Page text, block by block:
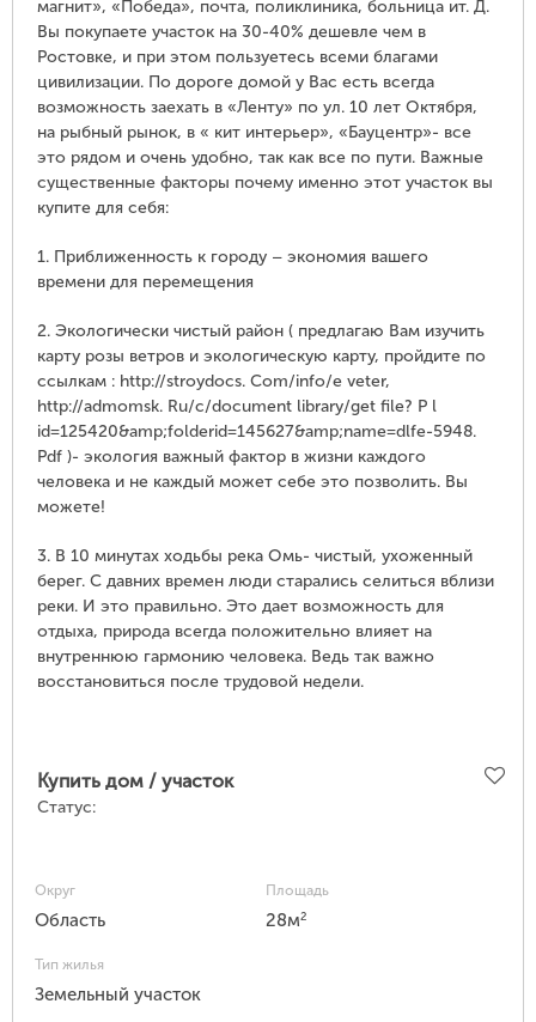
магнит», «Победа», почта, поликлиника, больница ит. Д.
Вы покупаете участок на 30-40% дешевле чем в
Ростовке, и при этом пользуетесь всеми благами
цивилизации. По дороге домой у Вас есть всегда
возможность заехать в «Ленту» по ул. 10 лет Октября,
на рыбный рынок, в « кит интерьер», «Бауцентр»- все
это рядом и очень удобно, так как все по пути. Важные
существенные факторы почему именно этот участок вы
купите для себя:
1. Приближенность к городу – экономия вашего
времени для перемещения
2. Экологически чистый район ( предлагаю Вам изучить
карту розы ветров и экологическую карту, пройдите по
ссылкам : http://stroydocs. Com/info/e veter,
http://admomsk. Ru/c/document library/get file? P l
id=125420&amp;folderid=145627&amp;name=dlfe-5948.
Pdf )- экология важный фактор в жизни каждого
человека и не каждый может себе это позволить. Вы
можете!
3. В 10 минутах ходьбы река Омь- чистый, ухоженный
берег. С давних времен люди старались селиться вблизи
реки. И это правильно. Это дает возможность для
отдыха, природа всегда положительно влияет на
внутреннюю гармонию человека. Ведь так важно
восстановиться после трудовой недели.
Купить дом / участок
Статус:
Округ
Область
Площадь
28м2
Тип жилья
Земельный участок